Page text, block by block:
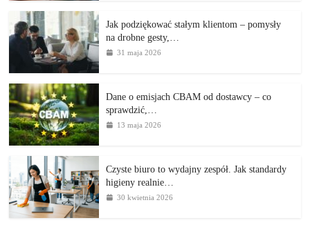
Jak podziękować stałym klientom – pomysły
na drobne gesty,…
31 maja 2026
Dane o emisjach CBAM od dostawcy – co
sprawdzić,…
13 maja 2026
Czyste biuro to wydajny zespół. Jak standardy
higieny realnie…
30 kwietnia 2026